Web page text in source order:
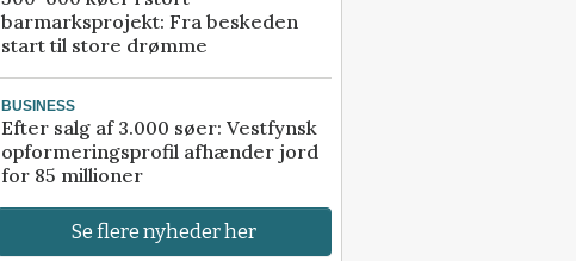
barmarksprojekt: Fra beskeden
start til store drømme
BUSINESS
Efter salg af 3.000 søer: Vestfynsk
opformeringsprofil afhænder jord
for 85 millioner
Se flere nyheder her